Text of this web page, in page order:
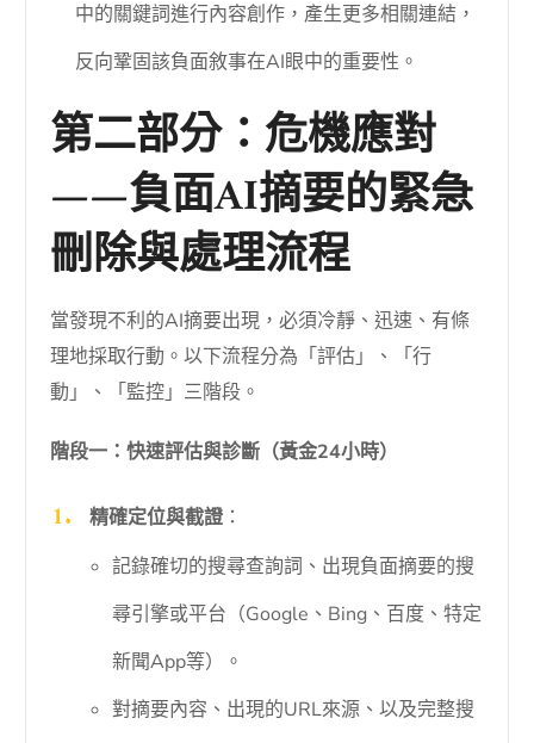
中的關鍵詞進行內容創作，產生更多相關連結，
反向鞏固該負面敘事在AI眼中的重要性。
第二部分：危機應對
——負面AI摘要的緊急
刪除與處理流程
當發現不利的AI摘要出現，必須冷靜、迅速、有條
理地採取行動。以下流程分為「評估」、「行
動」、「監控」三階段。
階段一：快速評估與診斷（黃金24小時）
精確定位與截證：
記錄確切的搜尋查詢詞、出現負面摘要的搜
尋引擎或平台（Google、Bing、百度、特定
新聞App等）。
對摘要內容、出現的URL來源、以及完整搜